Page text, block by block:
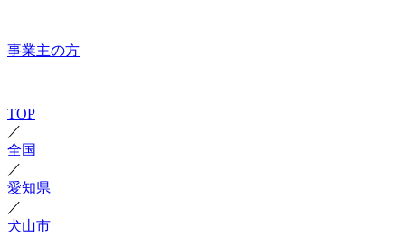
事業主の方
TOP
／
全国
／
愛知県
／
犬山市